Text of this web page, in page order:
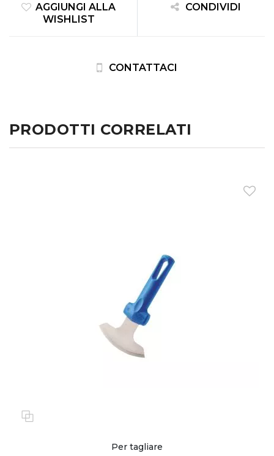
AGGIUNGI ALLA
WISHLIST
CONDIVIDI
CONTATTACI
PRODOTTI CORRELATI
Per tagliare